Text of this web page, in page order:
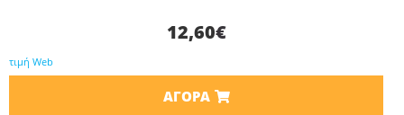
12,60€
τιμή Web
ΑΓΟΡΆ